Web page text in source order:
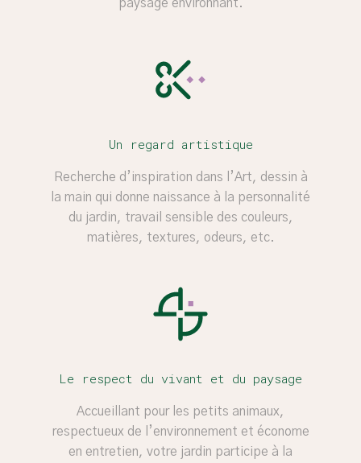
paysage environnant.
Un regard artistique
Recherche d’inspiration dans l’Art, dessin à
la main qui donne naissance à la personnalité
du jardin, travail sensible des couleurs,
matières, textures, odeurs, etc.
Le respect du vivant et du paysage
Accueillant pour les petits animaux,
respectueux de l’environnement et économe
en entretien, votre jardin participe à la